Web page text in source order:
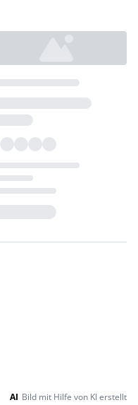
AI Bild mit Hilfe von KI erstellt